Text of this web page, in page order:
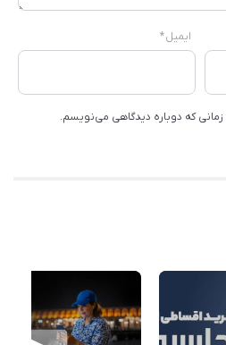
ایمیل*
زمانی که دوباره دیدگاهی می‌نویسم.